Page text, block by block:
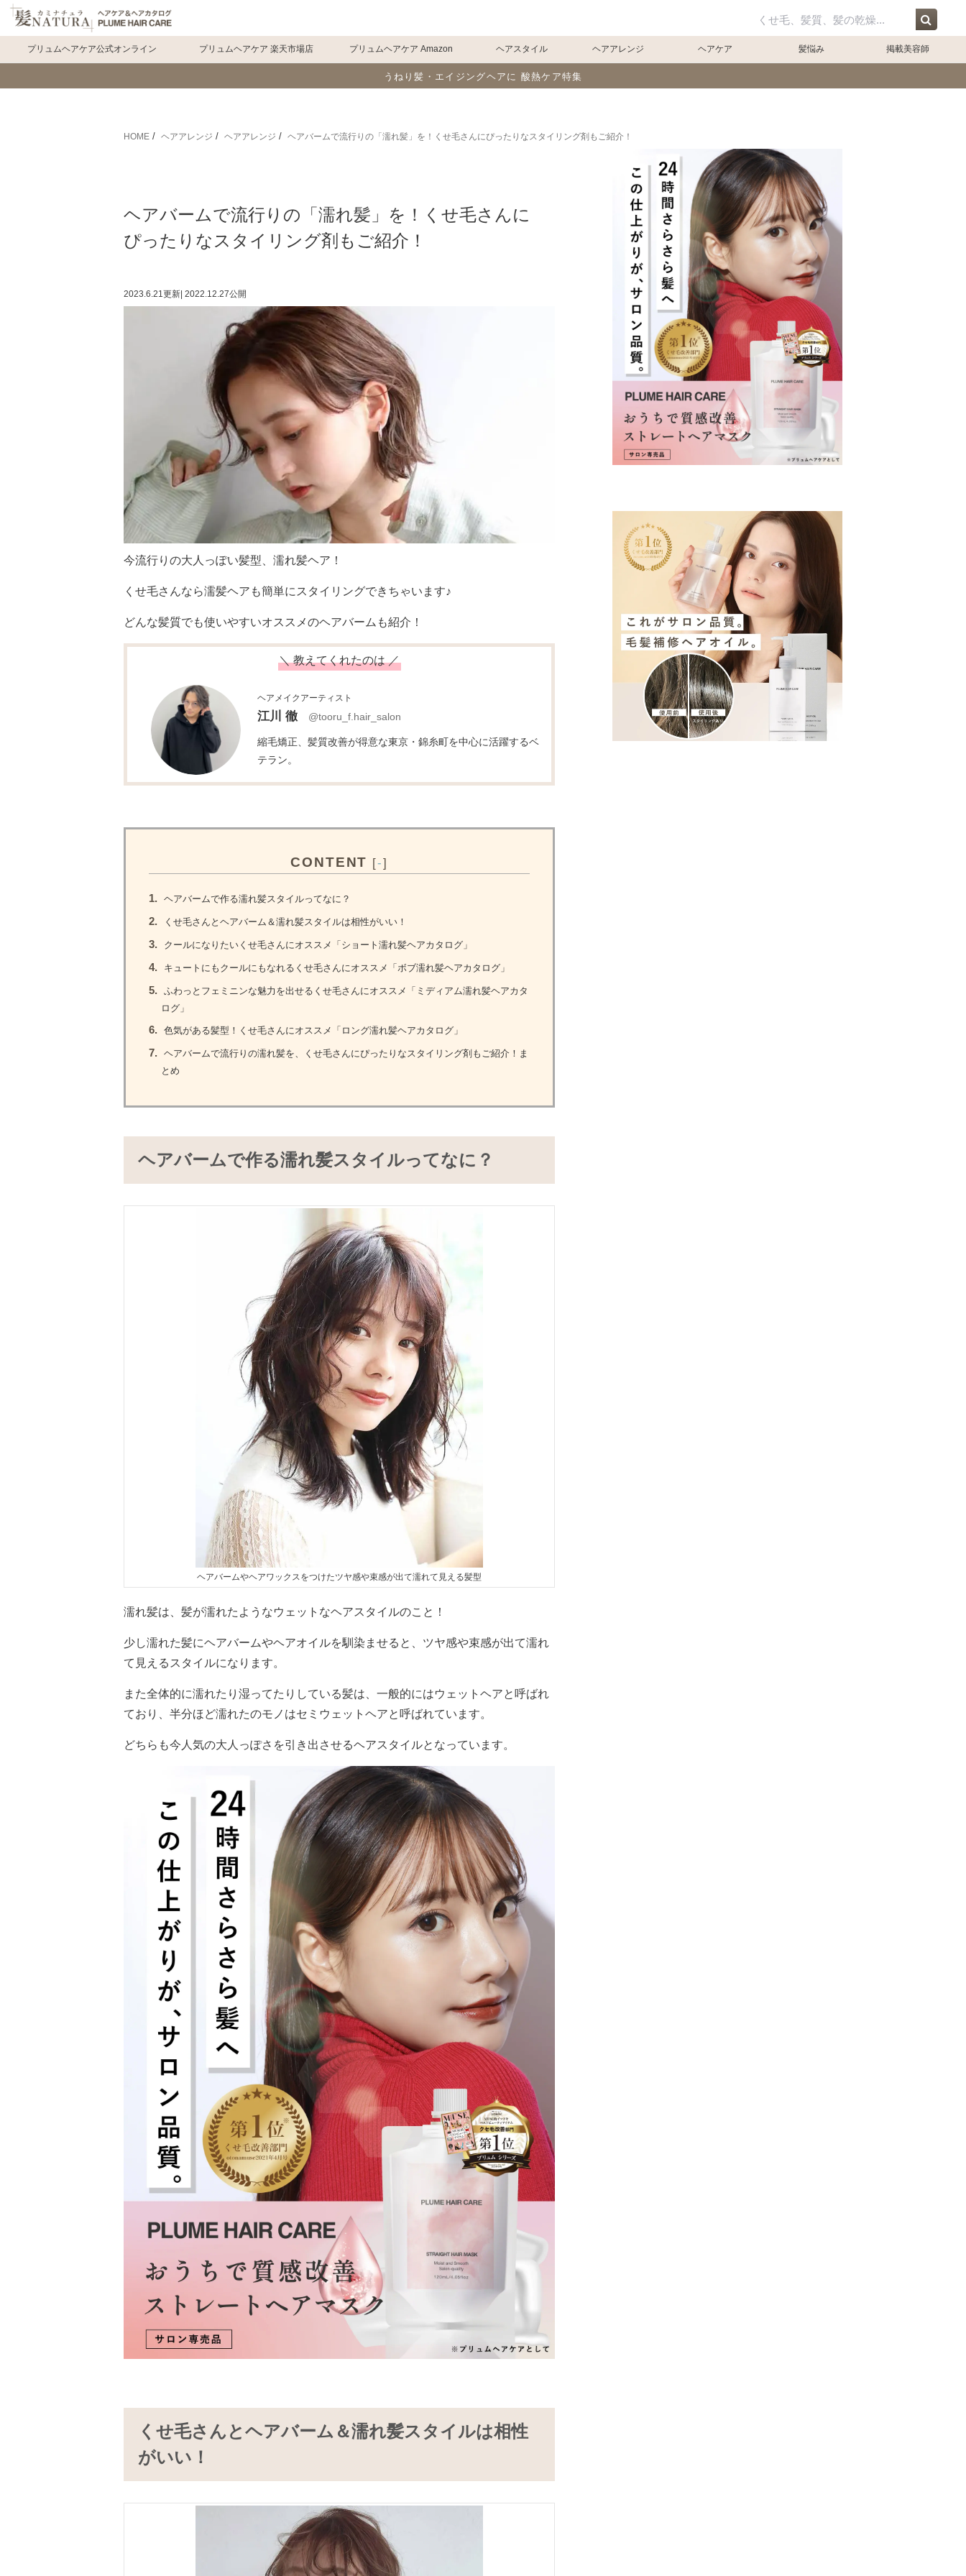
プリュムヘアケア公式オンライン プリュムヘアケア 楽天市場店 プリュムヘアケア Amazon ヘアスタイル ヘアアレンジ ヘアケア 髪悩み 掲載美容師
うねり髪・エイジングヘアに 酸熱ケア特集
HOME ヘアアレンジ ヘアアレンジ ヘアバームで流行りの「濡れ髪」を！くせ毛さんにぴったりなスタイリング剤もご紹介！
ヘアバームで流行りの「濡れ髪」を！くせ毛さんに
ぴったりなスタイリング剤もご紹介！
2023.6.21更新 2022.12.27公開
今流行りの大人っぽい髪型、濡れ髪ヘア！
くせ毛さんなら濡髪ヘアも簡単にスタイリングできちゃいます♪
どんな髪質でも使いやすいオススメのヘアバームも紹介！
＼ 教えてくれたのは ／
ヘアメイクアーティスト
江川 徹 @tooru_f.hair_salon
縮毛矯正、髪質改善が得意な東京・錦糸町を中心に活躍するベ
テラン。
CONTENT [-]
1. ヘアバームで作る濡れ髪スタイルってなに？
2. くせ毛さんとヘアバーム＆濡れ髪スタイルは相性がいい！
3. クールになりたいくせ毛さんにオススメ「ショート濡れ髪ヘアカタログ」
4. キュートにもクールにもなれるくせ毛さんにオススメ「ボブ濡れ髪ヘアカタログ」
5. ふわっとフェミニンな魅力を出せるくせ毛さんにオススメ「ミディアム濡れ髪ヘアカタ
ログ」
6. 色気がある髪型！くせ毛さんにオススメ「ロング濡れ髪ヘアカタログ」
7. ヘアバームで流行りの濡れ髪を、くせ毛さんにぴったりなスタイリング剤もご紹介！ま
とめ
ヘアバームで作る濡れ髪スタイルってなに？
ヘアバームやヘアワックスをつけたツヤ感や束感が出て濡れて見える髪型
濡れ髪は、髪が濡れたようなウェットなヘアスタイルのこと！
少し濡れた髪にヘアバームやヘアオイルを馴染ませると、ツヤ感や束感が出て濡れ
て見えるスタイルになります。
また全体的に濡れたり湿ってたりしている髪は、一般的にはウェットヘアと呼ばれ
ており、半分ほど濡れたのモノはセミウェットヘアと呼ばれています。
どちらも今人気の大人っぽさを引き出させるヘアスタイルとなっています。
くせ毛さんとヘアバーム＆濡れ髪スタイルは相性
がいい！